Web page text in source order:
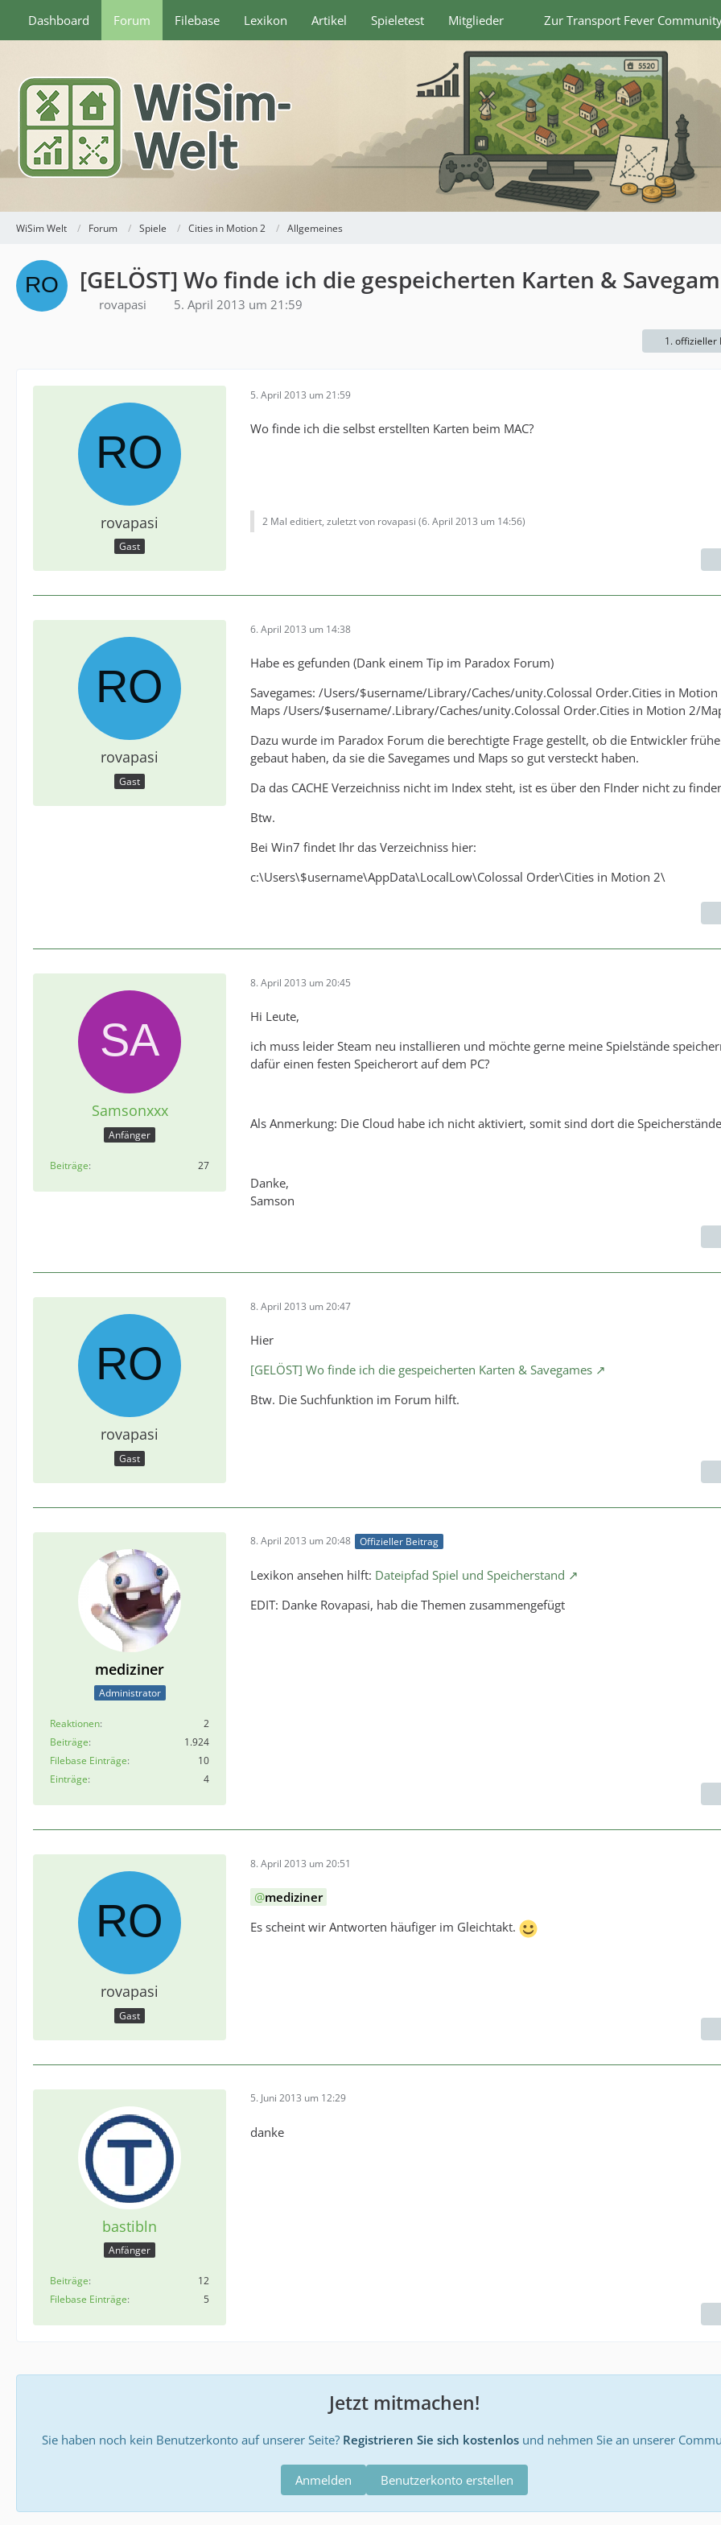
Dashboard Forum Filebase Lexikon Artikel Spieletest Mitglieder Zur Transport Fever
WiSim Welt Forum Spiele Cities in Motion 2 Allgemeines
[GELÖST] Wo finde ich die gespeicherten Karten &
rovapasi 5. April 2013 um 21:59
1. offizieller
rovapasi
Gast
5. April 2013 um 21:59
Wo finde ich die selbst erstellten Karten beim MAC?
2 Mal editiert, zuletzt von rovapasi (6. April 2013 um 14:56)
rovapasi
Gast
6. April 2013 um 14:38
Habe es gefunden (Dank einem Tip im Paradox Forum)
Savegames: /Users/$username/Library/Caches/unity.Colossal Order.Cities in Motion
Maps /Users/$username/.Library/Caches/unity.Colossal Order.Cities in Motion 2/
Dazu wurde im Paradox Forum die berechtigte Frage gestellt, ob die Entwickler
gebaut haben, da sie die Savegames und Maps so gut versteckt haben.
Da das CACHE Verzeichniss nicht im Index steht, ist es über den FInder nicht zu
Btw.
Bei Win7 findet Ihr das Verzeichniss hier:
c:\Users\$username\AppData\LocalLow\Colossal Order\Cities in Motion 2\
Samsonxxx
Anfänger
Beiträge 27
8. April 2013 um 20:45
Hi Leute,
ich muss leider Steam neu installieren und möchte gerne meine Spielstände
dafür einen festen Speicherort auf dem PC?
Als Anmerkung: Die Cloud habe ich nicht aktiviert, somit sind dort die
Danke,
Samson
rovapasi
Gast
8. April 2013 um 20:47
Hier
[GELÖST] Wo finde ich die gespeicherten Karten & Savegames
Btw. Die Suchfunktion im Forum hilft.
mediziner
Administrator
Reaktionen
2
Beiträge
1.924
Filebase Einträge
10
Einträge
4
8. April 2013 um 20:48 Offizieller Beitrag
Lexikon ansehen hilft: Dateipfad Spiel und Speicherstand
EDIT: Danke Rovapasi, hab die Themen zusammengefügt
rovapasi
Gast
8. April 2013 um 20:51
mediziner
Es scheint wir Antworten häufiger im Gleichtakt.
bastibln
Anfänger
Beiträge
12
Filebase Einträge
5
5. Juni 2013 um 12:29
danke
Jetzt mitmachen!
Sie haben noch kein Benutzerkonto auf unserer Seite? Registrieren Sie sich kostenlosund nehmen Sie an unserer
Benutzerkonto erstellen
Anmelden